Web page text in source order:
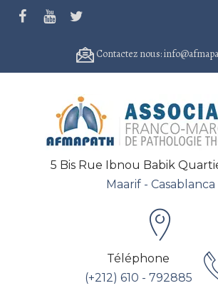
Contactez nous:
5 Bis Rue Ibnou Babik
Maarif - Casablanca
Téléphone
(+212) 610 - 792885